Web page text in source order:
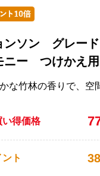
ンソン グレー
ニー つけかえ
な竹林の香りで、空
い得価格
ト 38